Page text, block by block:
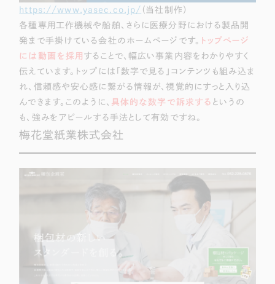
https://www.yasec.co.jp/ （当社制作）
各種専用工作機械や船舶、さらに医療分野における製品開
発まで手掛けている会社のホームページです。 トップページ
には動画を採用 することで、幅広い事業内容をわかりやすく
伝えています。トップには「数字で見る」コンテンツも組み込ま
れ、信頼感や安心感に繋がる情報が、視覚的にすっと入り込
んできます。このように、 具体的な数字で訴求する というの
も、強みをアピールする手法として有効ですね。
梅花堂紙業株式会社